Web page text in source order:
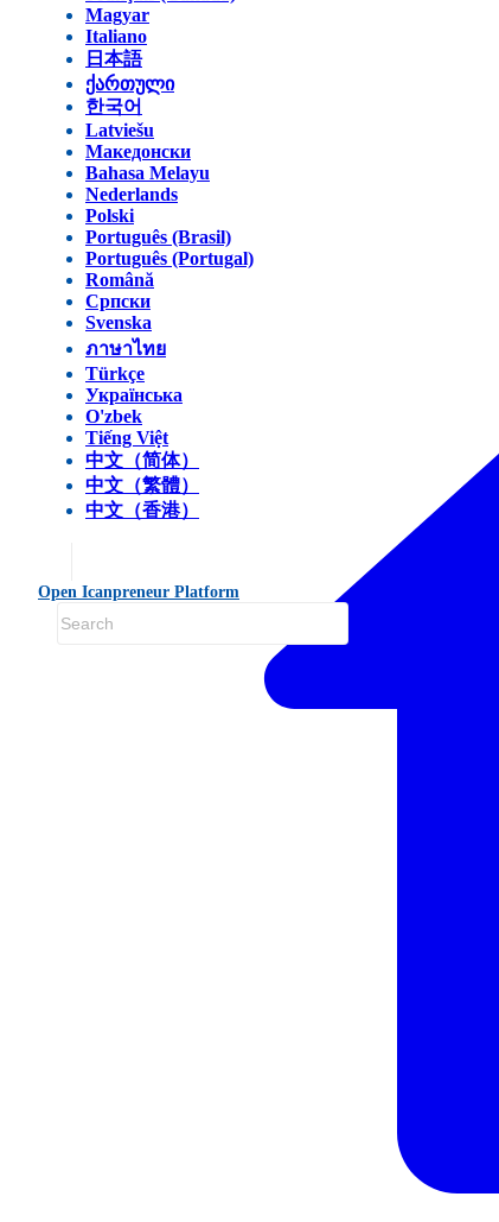
Magyar
Italiano
日本語
ქართული
한국어
Latviešu
Македонски
Bahasa Melayu
Nederlands
Polski
Português (Brasil)
Português (Portugal)
Română
Српски
Svenska
ภาษาไทย
Türkçe
Українська
O'zbek
Tiếng Việt
中文（简体）
中文（繁體）
中文（香港）
Open Icanpreneur Platform